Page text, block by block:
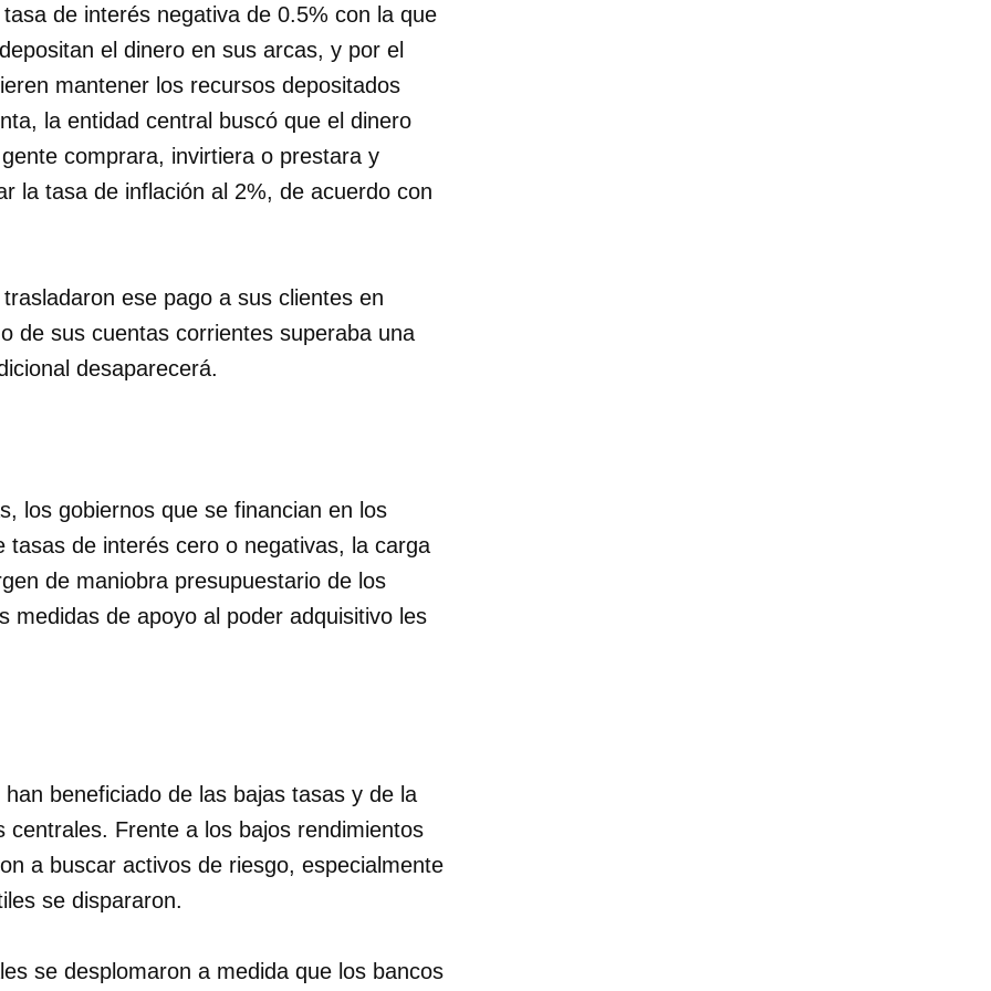
de interés negativa de 0.5% con la que
el dinero en sus arcas, y por el
mantener los recursos depositados
la entidad central buscó que el dinero
comprara, invirtiera o prestara y
la tasa de inflación al 2%, de acuerdo con
ese pago a sus clientes en
de sus cuentas corrientes superaba una
desaparecerá.
los gobiernos que se financian en los
de interés cero o negativas, la carga
de maniobra presupuestario de los
medidas de apoyo al poder adquisitivo les
beneficiado de las bajas tasas y de la
Frente a los bajos rendimientos
a buscar activos de riesgo, especialmente
se dispararon.
se desplomaron a medida que los bancos